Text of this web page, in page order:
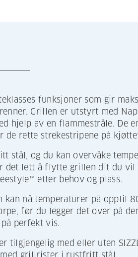
funksjoner som gir
Grillen er utstyrt med
hjelp av en flammestråle. De
de rette strekestripene på
stål, og du kan overvåke
det lett å flytte grillen dit du vil
etter behov og plass.
kan nå temperaturer på opptil
før du legger det over på
perfekt vis.
tilgjengelig med eller uten